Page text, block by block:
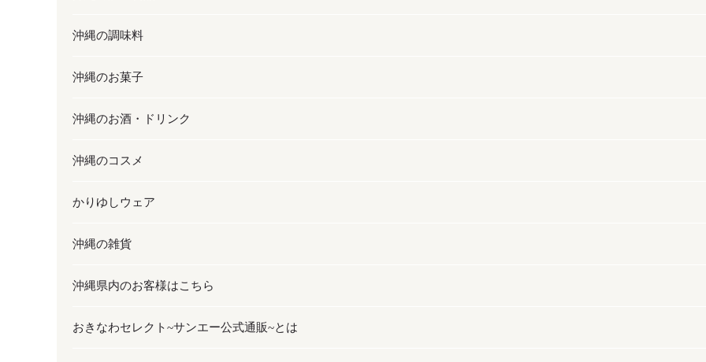
フルーツ・野菜
お肉
海産物
加工食品
缶詰／パウチ
沖縄料理
沖縄そば／乾麺
レトルト食品
乾物／粉類
沖縄の調味料
調味料
砂糖／黒砂糖
塩
お酢／ドレッシング
しょうゆ
みそ
だし／スパイス／島唐辛子
沖縄のお菓子
お菓子
黒糖
ちんすこう
伝統菓子
スナック
おつまみ
沖縄のお酒・ドリンク
お酒・ドリンク
泡盛
ビール・チューハイ
ワイン・ウィスキー・カクテル
ドリンク
沖縄のコスメ
コスメ
スキンケア
ボディケア
ヘアケア
かりゆしウェア
かりゆしウェア
メンズ
レディース
沖縄の雑貨
雑貨
沖縄ファッション
沖縄県内のお客様はこちら
おきなわセレクト~サンエー公式通販~とは